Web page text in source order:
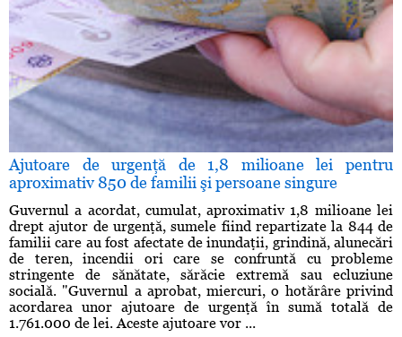
Ajutoare de urgenţă de 1,8 milioane lei pentru
aproximativ 850 de familii şi persoane singure
Guvernul a acordat, cumulat, aproximativ 1,8 milioane lei
drept ajutor de urgenţă, sumele fiind repartizate la 844 de
familii care au fost afectate de inundaţii, grindină, alunecări
de teren, incendii ori care se confruntă cu probleme
stringente de sănătate, sărăcie extremă sau ecluziune
socială. "Guvernul a aprobat, miercuri, o hotărâre privind
acordarea unor ajutoare de urgenţă în sumă totală de
1.761.000 de lei. Aceste ajutoare vor ...